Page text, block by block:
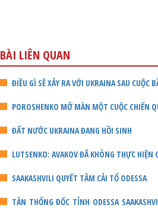
BÀI LIÊN QUAN
ĐIỀU GÌ SẼ XẢY RA VỚI UKRAINA SAU CUỘC
POROSHENKO MỞ MÀN MỘT CUỘC CHIẾN
ĐẤT NƯỚC UKRAINA ĐANG HỒI SINH
LUTSENKO: AVAKOV ĐÃ KHÔNG THỰC HIỆN
SAAKASHVILI QUYẾT TÂM CẢI TỔ ODESSA
TÂN THỐNG ĐỐC TỈNH ODESSA